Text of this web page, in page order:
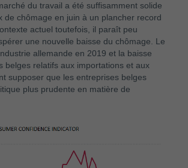
du travail a été suffisamment solide
de chômage en juin à un plancher record
actuel toutefois, il paraît peu
une nouvelle baisse du chômage. Le
allemande en 2019 et la baisse
belges relatifs aux importations et aux
supposer que les entreprises belges
plus prudente en matière de